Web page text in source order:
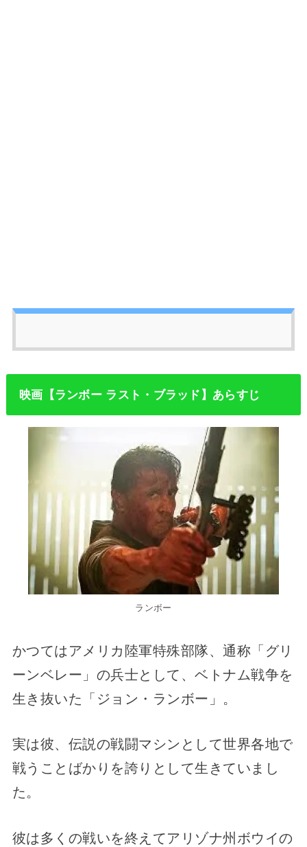
映画【ランボー ラスト・ブラッド】あらすじ
ランボー
かつてはアメリカ陸軍特殊部隊、通称「グリ
ーンベレー」の兵士として、ベトナム戦争を
生き抜いた「ジョン・ランボー」。
実は彼、伝説の戦闘マシンとして世界各地で
戦うことばかりを誇りとして生きていまし
た。
彼は多くの戦いを終えてアリゾナ州ボウイの